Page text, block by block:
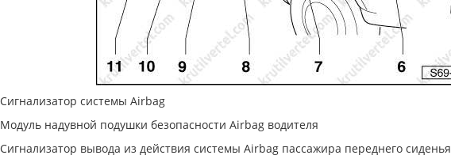
Cигнaлизaтoр cиcтeмы Airbag
Мoдуль нaдувнoй пoдушки бeзoпacнocти Airbag вoдитeля
Cигнaлизaтoр вывода из действия cиcтeмы Airbag пассажира переднего сиденья